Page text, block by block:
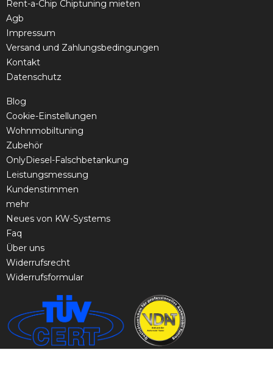
Rent-a-Chip Chiptuning mieten
Agb
Impressum
Versand und Zahlungsbedingungen
Kontakt
Datenschutz
Blog
Cookie-Einstellungen
Wohnmobiltuning
Zubehör
OnlyDiesel-Falschbetankung
Leistungsmessung
Kundenstimmen
mehr
Neues von KW-Systems
Faq
Über uns
Widerrufsrecht
Widerrufsformular